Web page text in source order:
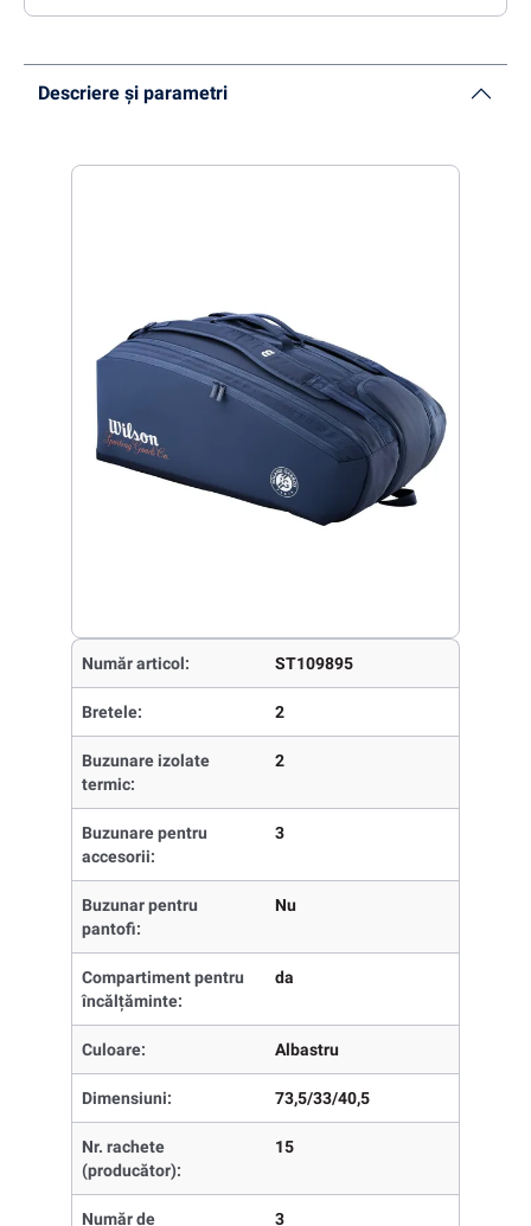
Descriere și parametri
Număr articol: ST109895
Bretele: 2
Buzunare izolate
termic:
2
Buzunare pentru
accesorii:
3
Buzunar pentru
pantofi:
Nu
Compartiment pentru
încălțăminte:
da
Culoare: Albastru
Dimensiuni: 73,5/33/40,5
Nr. rachete
(producător):
15
Număr de 3